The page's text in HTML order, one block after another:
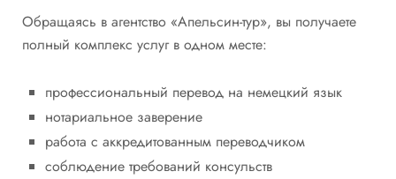
Обращаясь в агентство «Апельсин-тур», вы получаете
полный комплекс услуг в одном месте:
профессиональный перевод на немецкий язык
нотариальное заверение
работа с аккредитованным переводчиком
соблюдение требований консульств